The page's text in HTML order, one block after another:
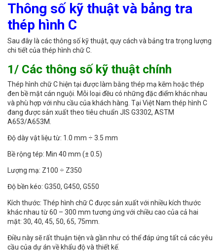
Thông số kỹ thuật và bảng tra
thép hình C
Sau đây là các thông số kỹ thuật, quy cách và bảng tra trọng lượng
chi tiết của thép hình chữ C.
1/ Các thông số kỹ thuật chính
Thép hình chữ C hiện tại được làm bằng thép mạ kẽm hoặc thép
đen bề mặt cán nguội. Mỗi loại đều có những đặc điểm khác nhau
và phù hợp với nhu cầu của khách hàng. Tại Việt Nam thép hình C
đang được sản xuất theo tiêu chuẩn JIS G3302, ASTM
A653/A653M.
Độ dày vật liệu từ: 1.0 mm ÷ 3.5 mm
Bề rộng tép: Min 40 mm (± 0.5)
Lượng mạ: Z100 ÷ Z350
Độ bền kéo: G350, G450, G550
Kích thước: Thép hình chữ C được sản xuất với nhiều kích thước
khác nhau từ 60 – 300 mm tương ứng với chiều cao của cả hai
mặt: 30, 40, 45, 50, 65, 75mm.
Điều này sẽ rất thuận tiện và gần như có thể đáp ứng tất cả các yêu
cầu của dự án về khẩu độ và thiết kế.